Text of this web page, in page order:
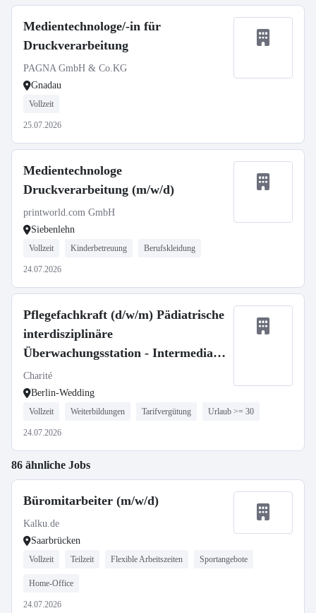
Medientechnologe/-in für
Druckverarbeitung
PAGNA GmbH & Co.KG
Gnadau
Vollzeit
25.07.2026
Medientechnologe
Druckverarbeitung (m/w/d)
printworld.com GmbH
Siebenlehn
Vollzeit Kinderbetreuung Berufskleidung
24.07.2026
Pflegefachkraft (d/w/m) Pädiatrische
interdisziplinäre
Überwachungsstation - Intermediate
Care
Charité
Berlin-Wedding
Vollzeit Weiterbildungen Tarifvergütung Urlaub >= 30
24.07.2026
86 ähnliche Jobs
Büromitarbeiter (m/w/d)
Kalku.de
Saarbrücken
Vollzeit Teilzeit Flexible Arbeitszeiten Sportangebote
Home-Office
24.07.2026